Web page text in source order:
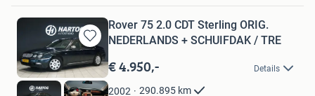
Bewaren
in
Mijn
Favorieten
Rover 75 2.0 CDT Sterling ORIG.
NEDERLANDS + SCHUIFDAK / TRE
€ 4.950,- Details
2002 290.895 km